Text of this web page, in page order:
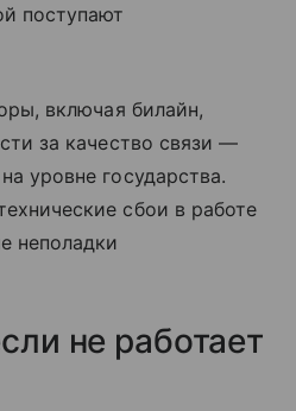
поступают
включая билайн,
за качество связи —
уровне государства.
сбои в работе
неполадки
не работает